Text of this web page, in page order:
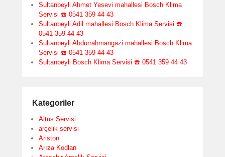
Sultanbeyli Ahmet Yesevi mahallesi Bosch Klima
Servisi ☎️ 0541 359 44 43
Sultanbeyli Adil mahallesi Bosch Klima Servisi ☎️
0541 359 44 43
Sultanbeyli Abdurrahmangazi mahallesi Bosch Klima
Servisi ☎️ 0541 359 44 43
Sultanbeyli Bosch Klima Servisi ☎️ 0541 359 44 43
Kategoriler
Altus Servisi
arçelik servisi
Ariston
Arıza Kodları